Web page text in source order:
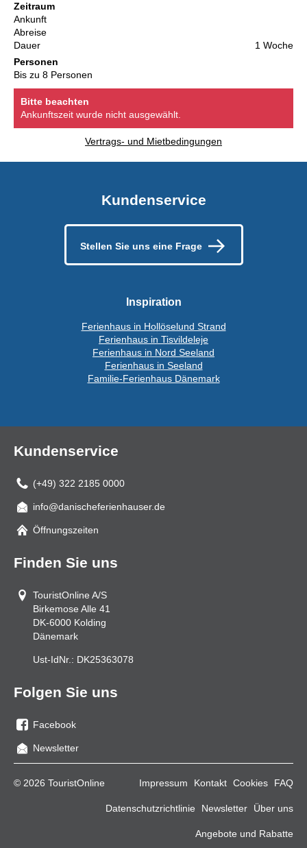
Zeitraum
Ankunft
Abreise
Dauer
1 Woche
Personen
Bis zu 8 Personen
Bitte beachten
Ankunftszeit wurde nicht ausgewählt.
Vertrags- und Mietbedingungen
Kundenservice
Stellen Sie uns eine Frage
Inspiration
Ferienhaus in Hollöselund Strand
Ferienhaus in Tisvildeleje
Ferienhaus in Nord Seeland
Ferienhaus in Seeland
Familie-Ferienhaus Dänemark
Kundenservice
(+49) 322 2185 0000
Mail
info@danischeferienhauser.de
Öffnungszeiten
Finden Sie uns
TouristOnline A/S
Birkemose Alle 41
DK-6000 Kolding
Dänemark
Ust-IdNr.: DK25363078
Folgen Sie uns
Sie
uns
Facebook
Newsletter
© 2026 TouristOnline Impressum Kontakt Cookies FAQ
Datenschutzrichtlinie Newsletter Über uns
Angebote und Rabatte